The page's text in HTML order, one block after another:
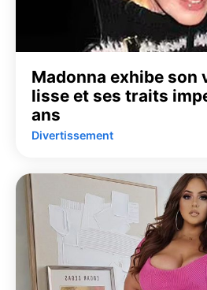
Madonna exhibe son
lisse et ses traits
ans
Divertissement